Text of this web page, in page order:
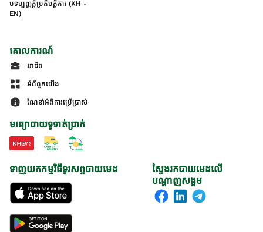
បទប្បញ្ញត្តិប្រតិបត្តិការ (KH -
EN)
គោលការណ៍
អាជីព
អំពីពួកយើង
ណែនាំអំពីការប្រើប្រាស់
មធ្យោបាយទូទាត់ប្រាក់
ស្វែងរកបាយមេដលើ
បណ្តាញសង្គម
ទាញយកកម្មវិធីទូរសព្ទបាយមេដ